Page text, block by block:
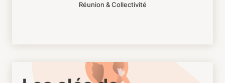
Réunion & Collectivité